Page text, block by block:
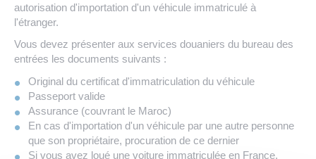
autorisation d'importation d'un véhicule immatriculé à
l'étranger.
Vous devez présenter aux services douaniers du bureau des
entrées les documents suivants :
Original du certificat d'immatriculation du véhicule
Passeport valide
Assurance (couvrant le Maroc)
En cas d'importation d'un véhicule par une autre personne
que son propriétaire, procuration de ce dernier
Si vous avez loué une voiture immatriculée en France,